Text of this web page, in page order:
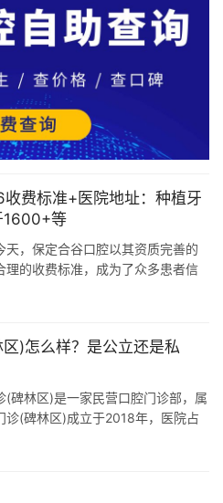
费标准+医院地址：种植牙
等
，保定合谷口腔以其资质完善的
理的收费标准，成为了众多患者信
)怎么样？是公立还是私
碑林区)是一家民营口腔门诊部，属
诊(碑林区)成立于2018年，医院占